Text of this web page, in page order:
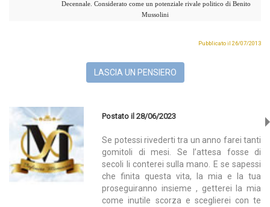
Decennale. Considerato come un potenziale rivale politico di Benito
Mussolini
Pubblicato il 26/07/2013
LASCIA UN PENSIERO
Postato il 28/06/2023
Se potessi rivederti tra un anno farei tanti
gomitoli di mesi. Se l’attesa fosse di
secoli li conterei sulla mano. E se sapessi
che finita questa vita, la mia e la tua
proseguiranno insieme , getterei la mia
come inutile scorza e sceglierei con te